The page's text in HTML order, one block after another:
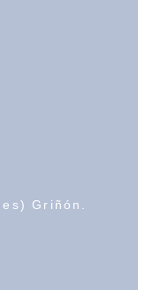
Griñón.